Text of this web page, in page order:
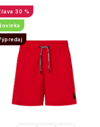
30 %